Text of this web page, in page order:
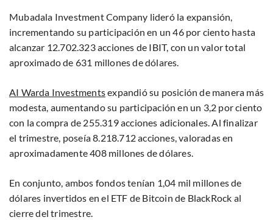
Mubadala Investment Company lideró la expansión,
incrementando su participación en un 46 por ciento hasta
alcanzar 12.702.323 acciones de IBIT, con un valor total
aproximado de 631 millones de dólares.
AI Warda Investmentsexpandió su posición de manera más
modesta, aumentando su participación en un 3,2 por ciento
con la compra de 255.319 acciones adicionales. Al finalizar
el trimestre, poseía 8.218.712 acciones, valoradas en
aproximadamente 408 millones de dólares.
En conjunto, ambos fondos tenían 1,04 mil millones de
dólares invertidos en el ETF de Bitcoin de BlackRock al
cierre del trimestre.